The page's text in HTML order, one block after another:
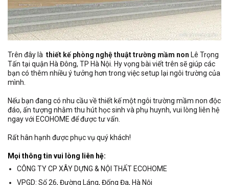
Trên đây là thiết kế phòng nghệ thuật trường mầm non Lê Trọng
Tấn tại quận Hà Đông, TP Hà Nội. Hy vọng bài viết trên sẽ giúp các
bạn có thêm nhiều ý tưởng hơn trong việc setup lại ngôi trường của
mình.
Nếu bạn đang có nhu cầu về thiết kế một ngôi trường mầm non độc
đáo, ấn tượng nhằm thu hút học sinh và phụ huynh, vui lòng liên hệ
ngay với ECOHOME để được tư vấn.
Rất hân hạnh được phục vụ quý khách!
Mọi thông tin vui lòng liên hệ:
CÔNG TY CP XÂY DỰNG & NỘI THẤT ECOHOME
VPGD: Số 26, Đường Láng, Đống Đa, Hà Nội